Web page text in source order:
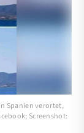
Spanien verortet,
Screenshot: